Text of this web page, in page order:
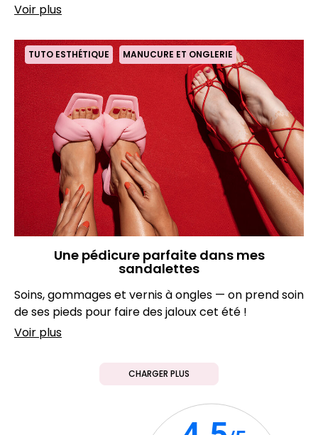
Voir plus
TUTO ESTHÉTIQUE MANUCURE ET ONGLERIE
Une pédicure parfaite dans mes
sandalettes
Soins, gommages et vernis à ongles — on prend soin
de ses pieds pour faire des jaloux cet été !
Voir plus
CHARGER PLUS